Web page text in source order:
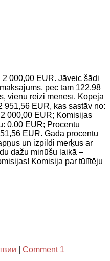
000,00 EUR. Jāveic šādi
pēc tam 122,98
vienu reizi mēnesī. Kopējā
951,56 EUR, kas sastāv no:
000,00 EUR; Komisijas
0,00 EUR; Procentu
EUR. Gada procentu
un izpildi mērķus ar
dažu minūšu laikā –
Komisija par tūlītēju
Comment 1